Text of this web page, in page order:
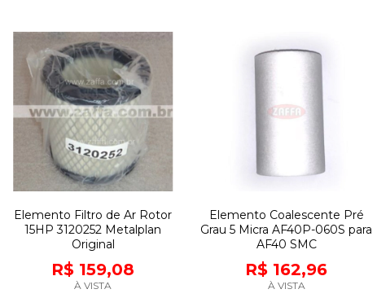
Elemento Filtro de Ar Rotor
15HP 3120252 Metalplan
Original
R$ 159,08
À VISTA
Elemento Coalescente Pré
Grau 5 Micra AF40P-060S para
AF40 SMC
R$ 162,96
À VISTA